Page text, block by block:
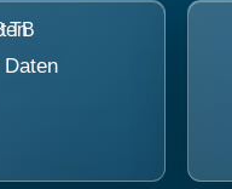
Daten